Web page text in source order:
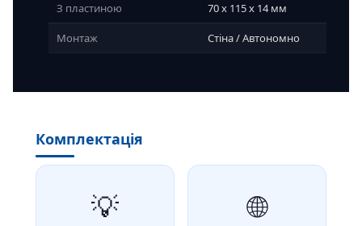
З пластиною 70 x 115 x 14 мм
Монтаж Стіна / Автономно
Комплектація
💡 🌐